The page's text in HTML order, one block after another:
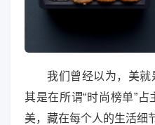
我们曾经以为，美
其是在所谓“时尚榜单”
美，藏在每个人的生活细